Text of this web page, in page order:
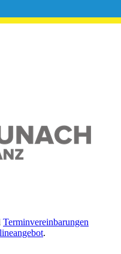
Terminvereinbarungen
.